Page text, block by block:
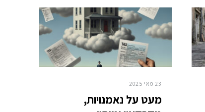
23 מאי 2025
מעט על נאמנויות,